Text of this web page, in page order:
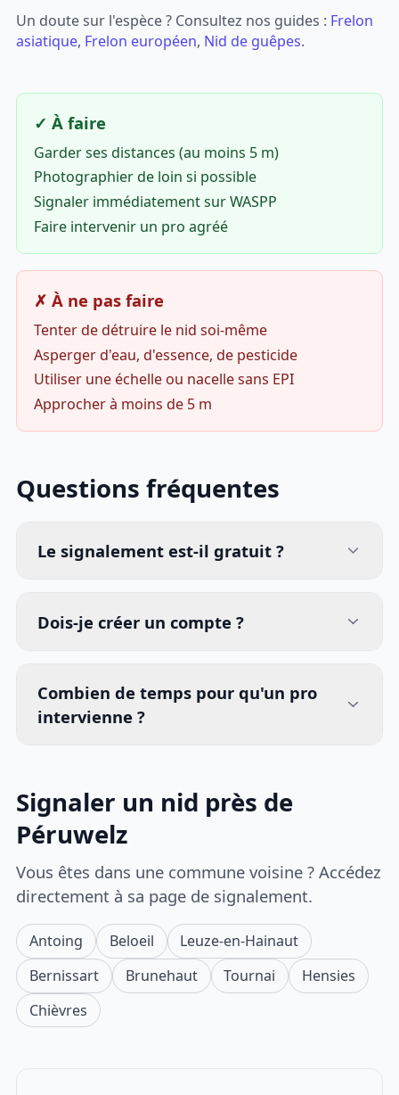
Un doute sur l'espèce ? Consultez nos guides : Frelon
asiatique, Frelon européen, Nid de guêpes.
✓ À faire
Garder ses distances (au moins 5 m)
Photographier de loin si possible
Signaler immédiatement sur WASPP
Faire intervenir un pro agréé
✗ À ne pas faire
Tenter de détruire le nid soi-même
Asperger d'eau, d'essence, de pesticide
Utiliser une échelle ou nacelle sans EPI
Approcher à moins de 5 m
Questions fréquentes
Le signalement est-il gratuit ?
Dois-je créer un compte ?
Combien de temps pour qu'un pro
intervienne ?
Signaler un nid près de
Péruwelz
Vous êtes dans une commune voisine ? Accédez
directement à sa page de signalement.
Antoing Beloeil
Leuze-en-Hainaut
Bernissart
Brunehaut Tournai
Hensies
Chièvres